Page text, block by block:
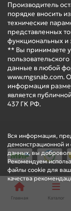
Вся информация,
демонстрационной и
данных, вы
Рекомендуем
файлы cookie для
качества
Производитель
порядке вносить
технические
представленных
функциональных и
** Вы принимаете
данные в любой
www.mgsnab.com.
информация
является
437 ГК РФ.
Главная Каталог